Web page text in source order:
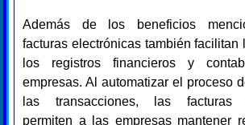
Además de los beneficios
facturas electrónicas también facilitan
los registros financieros y
empresas. Al automatizar el proceso
las transacciones, las facturas
permiten a las empresas mantener